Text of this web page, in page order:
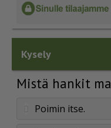
Kysely
Mistä hankit
Poimin itse.